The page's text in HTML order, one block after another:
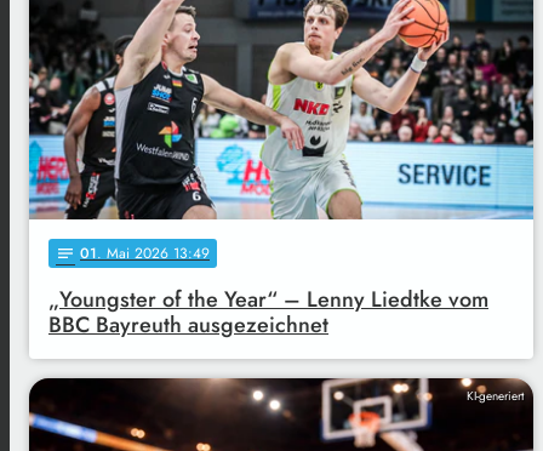
notes 01. Mai 2026 13:49
„Youngster of the Year“ – Lenny Liedtke vom
BBC Bayreuth ausgezeichnet
KI-generiert